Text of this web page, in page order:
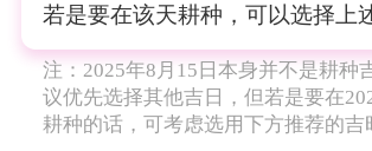
若是要在该天耕种，可以选择上
注：2025年8月15日本身并不是耕种
议优先选择其他吉日，但若是要在
耕种的话，可考虑选用下方推荐的吉